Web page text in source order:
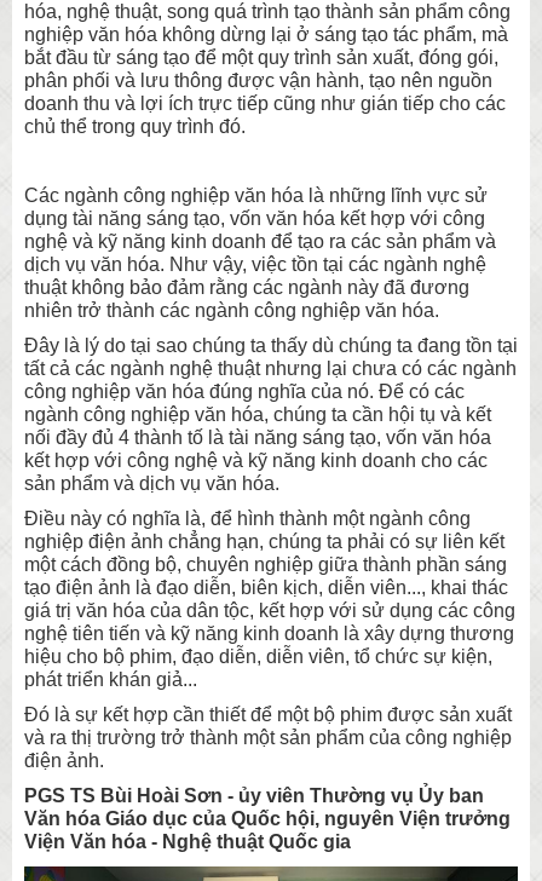
hóa, nghệ thuật, song quá trình tạo thành sản phẩm công
nghiệp văn hóa không dừng lại ở sáng tạo tác phẩm, mà
bắt đầu từ sáng tạo để một quy trình sản xuất, đóng gói,
phân phối và lưu thông được vận hành, tạo nên nguồn
doanh thu và lợi ích trực tiếp cũng như gián tiếp cho các
chủ thể trong quy trình đó.
Các ngành công nghiệp văn hóa là những lĩnh vực sử
dụng tài năng sáng tạo, vốn văn hóa kết hợp với công
nghệ và kỹ năng kinh doanh để tạo ra các sản phẩm và
dịch vụ văn hóa. Như vậy, việc tồn tại các ngành nghệ
thuật không bảo đảm rằng các ngành này đã đương
nhiên trở thành các ngành công nghiệp văn hóa.
Đây là lý do tại sao chúng ta thấy dù chúng ta đang tồn tại
tất cả các ngành nghệ thuật nhưng lại chưa có các ngành
công nghiệp văn hóa đúng nghĩa của nó. Để có các
ngành công nghiệp văn hóa, chúng ta cần hội tụ và kết
nối đầy đủ 4 thành tố là tài năng sáng tạo, vốn văn hóa
kết hợp với công nghệ và kỹ năng kinh doanh cho các
sản phẩm và dịch vụ văn hóa.
Điều này có nghĩa là, để hình thành một ngành công
nghiệp điện ảnh chẳng hạn, chúng ta phải có sự liên kết
một cách đồng bộ, chuyên nghiệp giữa thành phần sáng
tạo điện ảnh là đạo diễn, biên kịch, diễn viên..., khai thác
giá trị văn hóa của dân tộc, kết hợp với sử dụng các công
nghệ tiên tiến và kỹ năng kinh doanh là xây dựng thương
hiệu cho bộ phim, đạo diễn, diễn viên, tổ chức sự kiện,
phát triển khán giả...
Đó là sự kết hợp cần thiết để một bộ phim được sản xuất
và ra thị trường trở thành một sản phẩm của công nghiệp
điện ảnh.
PGS TS Bùi Hoài Sơn - ủy viên Thường vụ Ủy ban
Văn hóa Giáo dục của Quốc hội, nguyên Viện trưởng
Viện Văn hóa - Nghệ thuật Quốc gia